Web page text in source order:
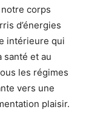
corps
d’énergies
intérieure qui
santé et au
les régimes
vers une
plaisir.